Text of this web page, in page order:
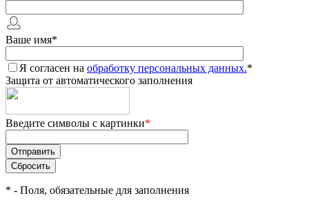
Ваше имя*
Я согласен на обработку персональных данных.*
Защита от автоматического заполнения
Введите символы с картинки*
* - Поля, обязательные для заполнения